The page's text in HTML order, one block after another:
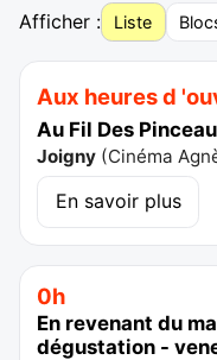
Afficher : Liste
Aux heures d
Au Fil Des
Joigny (Cinéma
En savoir plus
0h
En revenant du
dégustation -